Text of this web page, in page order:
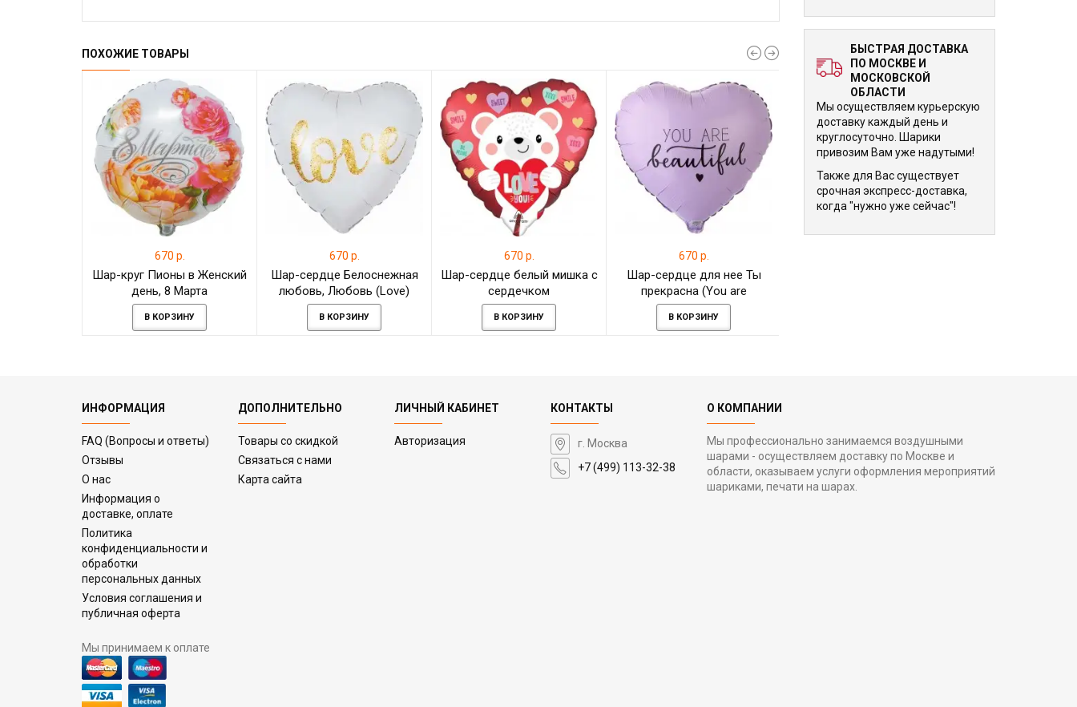
ПОХОЖИЕ ТОВАРЫ
670 р.
Шар-круг Пионы в Женский
день, 8 Марта
В КОРЗИНУ
670 р.
Шар-сердце Белоснежная
любовь, Любовь (Love)
В КОРЗИНУ
670 р.
Шар-сердце белый мишка с
сердечком
В КОРЗИНУ
670 р.
Шар-сердце для нее Ты
прекрасна (You are
beautiful), нежно-сиреневое
В КОРЗИНУ
БЫСТРАЯ ДОСТАВКА
ПО МОСКВЕ И
МОСКОВСКОЙ
ОБЛАСТИ
Мы осуществляем курьерскую
доставку каждый день и
круглосуточно. Шарики
привозим Вам уже надутыми!
Также для Вас существует
срочная экспресс-доставка,
когда "нужно уже сейчас"!
ИНФОРМАЦИЯ
FAQ (Вопросы и ответы)
Отзывы
О нас
Информация о
доставке, оплате
Политика
конфиденциальности и
обработки
персональных данных
Условия соглашения и
публичная оферта
Мы принимаем к оплате
ДОПОЛНИТЕЛЬНО
Товары со скидкой
Связаться с нами
Карта сайта
ЛИЧНЫЙ КАБИНЕТ
Авторизация
КОНТАКТЫ
г. Москва
+7 (499) 113-32-38
О КОМПАНИИ
Мы профессионально занимаемся воздушными
шарами - осуществляем доставку по Москве и
области, оказываем услуги оформления мероприятий
шариками, печати на шарах.